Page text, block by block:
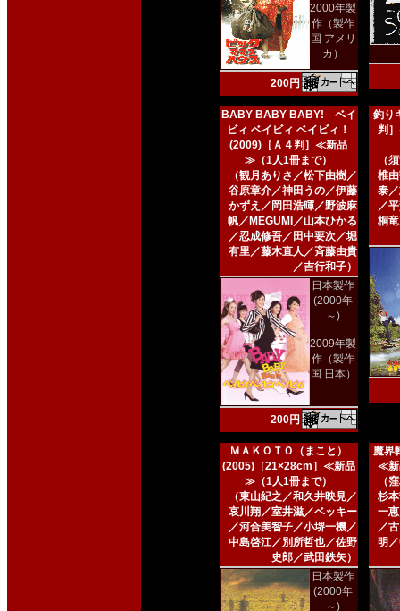
2000年製
作（製作
国 アメリ
カ）
200円
BABY BABY BABY! ベイ
ビィ ベイビィ ベイビィ！
(2009)［Ａ４判］≪新品
≫（1人1冊まで）
（観月ありさ／松下由樹／
谷原章介／神田うの／伊藤
かずえ／岡田浩暉／野波麻
帆／MEGUMI／山本ひかる
／忍成修吾／田中要次／堀
有里／藤木直人／斉藤由貴
／吉行和子）
日本製作
(2000年
～)
2009年製
作（製作
国 日本）
200円
釣り
判
（
椎
泰
／
桐
ＭＡＫＯＴＯ（まこと）
(2005)［21×28cm］≪新品
≫（1人1冊まで）
（東山紀之／和久井映見／
哀川翔／室井滋／ベッキー
／河合美智子／小堺一機／
中島啓江／別所哲也／佐野
史郎／武田鉄矢）
日本製作
(2000年
～)
魔界
≪新
（
杉
一
／
明